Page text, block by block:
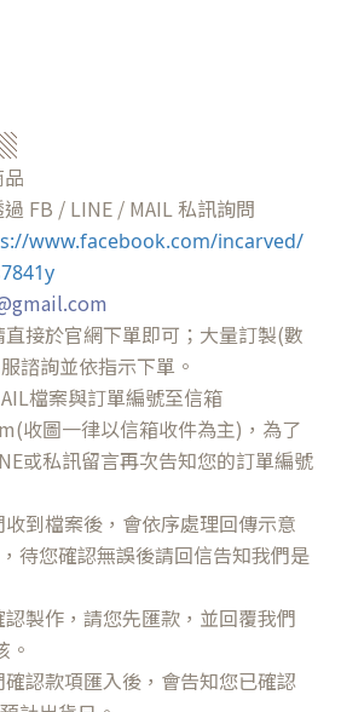
FB / LINE / MAIL 私訊詢問
www.facebook.com/incarved/
接於官網下單即可；大量訂製(數
諮詢並依指示下單。
檔案與訂單編號至信箱
收圖一律以信箱收件為主)，為了
或私訊留言再次告知您的訂單編號
收到檔案後，會依序處理回傳示意
待您確認無誤後請回信告知我們是
認製作，請您先匯款，並回覆我們
。
確認款項匯入後，會告知您已確認